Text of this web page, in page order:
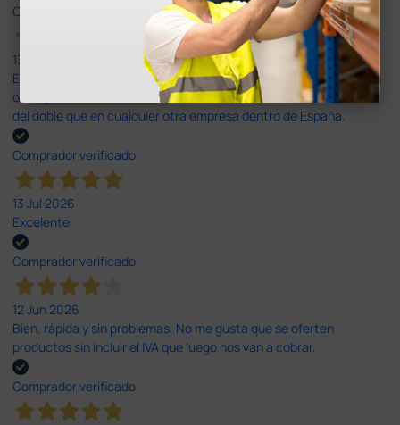
Comprador verificado
13 Jul 2026
Es fácil hacer el pedido. El producto, bastante mas barato que en
otras plataformas de material médico. Pero el envío cuesta más
del doble que en cualquier otra empresa dentro de España.
Comprador verificado
13 Jul 2026
Excelente
Comprador verificado
12 Jun 2026
Bien, rápida y sin problemas. No me gusta que se oferten
productos sin incluir el IVA que luego nos van a cobrar.
Comprador verificado